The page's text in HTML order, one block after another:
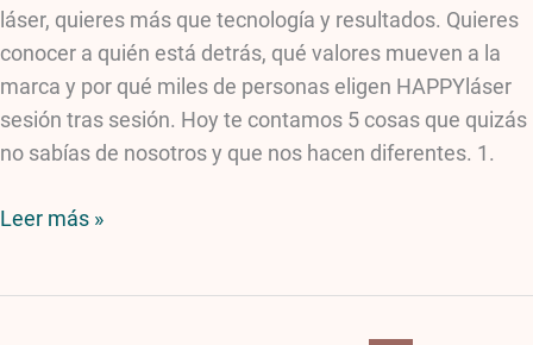
láser, quieres más que tecnología y resultados. Quieres
conocer a quién está detrás, qué valores mueven a la
marca y por qué miles de personas eligen HAPPYláser
sesión tras sesión. Hoy te contamos 5 cosas que quizás
no sabías de nosotros y que nos hacen diferentes. 1.
Leer más »